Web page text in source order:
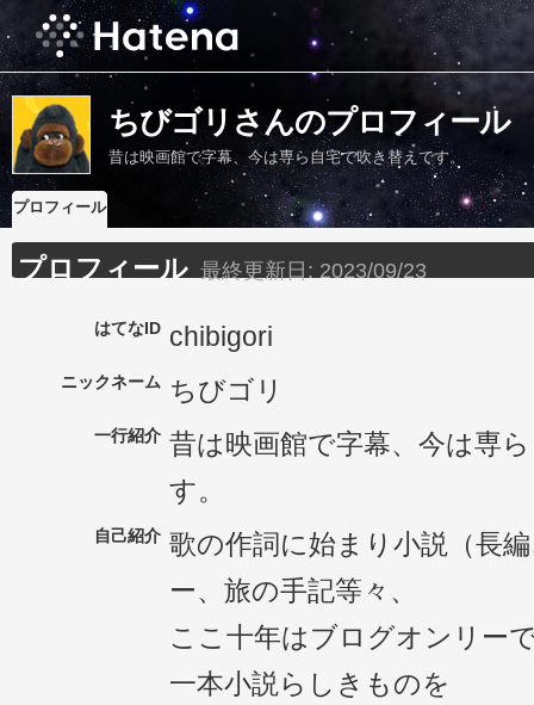
ちびゴリさんのプロフィール
昔は映画館で字幕、今は専ら自宅で吹き替えです。
プロフィール
プロフィール 最終更新日: 2023/09/23
はてなID chibigori
ニックネーム ちびゴリ
一行紹介 昔は映画館で字幕、今は専
す。
自己紹介 歌の作詞に始まり小説（長
ー、旅の手記等々、
ここ十年はブログオンリー
一本小説らしきものを